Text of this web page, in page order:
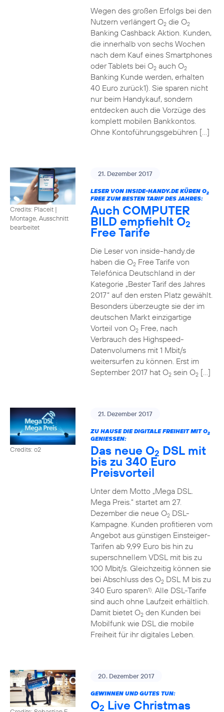
Wegen des großen Erfolgs bei den
Nutzern verlängert O2die O2
Banking Cashback Aktion. Kunden,
die innerhalb von sechs Wochen
nach dem Kauf eines Smartphones
oder Tablets bei O2auch O2
Banking Kunde werden, erhalten
40 Euro zurück1). Sie sparen nicht
nur beim Handykauf, sondern
entdecken auch die Vorzüge des
komplett mobilen Bankkontos.
Ohne Kontoführungsgebühren […]
Credits: Placeit |
Montage, Ausschnitt
bearbeitet
21. Dezember 2017
LESER VON INSIDE-HANDY.DE KÜREN O2
FREE ZUM BESTEN TARIF DES JAHRES:
Auch COMPUTER
BILD empfiehlt O2
Free Tarife
Die Leser von inside-handy.de
haben die O2Free Tarife von
Telefónica Deutschland in der
Kategorie „Bester Tarif des Jahres
2017“ auf den ersten Platz gewählt.
Besonders überzeugte sie der im
deutschen Markt einzigartige
Vorteil von O2Free, nach
Verbrauch des Highspeed-
Datenvolumens mit 1 Mbit/s
weitersurfen zu können. Erst im
September 2017 hat O2sein O2[…]
Credits: o2
21. Dezember 2017
ZU HAUSE DIE DIGITALE FREIHEIT MIT O2
GENIESSEN:
Das neue O2 DSL mit
bis zu 340 Euro
Preisvorteil
Unter dem Motto „Mega DSL.
Mega Preis.” startet am 27.
Dezember die neue O2DSL-
Kampagne. Kunden profitieren vom
Angebot aus günstigen Einsteiger-
Tarifen ab 9,99 Euro bis hin zu
superschnellem VDSL mit bis zu
100 Mbit/s. Gleichzeitig können sie
bei Abschluss des O2DSL M bis zu
340 Euro sparen1). Alle DSL-Tarife
sind auch ohne Laufzeit erhältlich.
Damit bietet O2den Kunden bei
Mobilfunk wie DSL die mobile
Freiheit für ihr digitales Leben.
20. Dezember 2017
GEWINNEN UND GUTES TUN:
O2 Live Christmas